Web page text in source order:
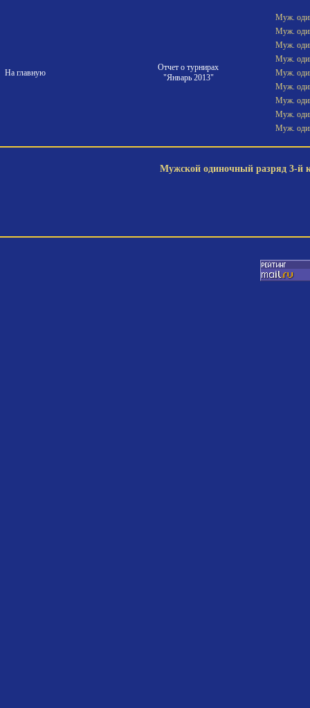
На главную
Отчет о турнирах
"Январь 2013"
Муж.
Муж.
Муж.
Муж.
Муж.
Муж.
Муж.
Муж.
Муж.
Мужской одиночный разряд 3-й